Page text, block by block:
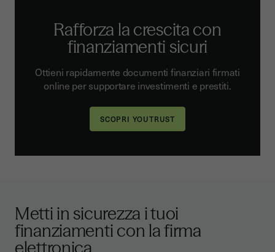
Rafforza la crescita con
finanziamenti sicuri
Ottieni rapidamente documenti finanziari firmati
online per supportare investimenti e prestiti.
Metti in sicurezza i tuoi
finanziamenti con la firma